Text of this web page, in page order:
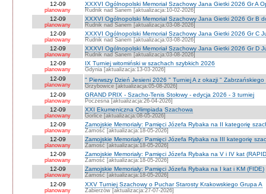
12-09
planowany
XXXVI Ogólnopolski Memoriał Szachowy Jana Gietki 2026 Gr A
Rudnik nad Sanem [aktualizacja:10-02-2026]
12-09
planowany
XXXVI Ogólnopolski Memoriał Szachowy Jana Gietki 2026 Gr B
Rudnik nad Sanem [aktualizacja:03-08-2026]
12-09
planowany
XXXVI Ogólnopolski Memoriał Szachowy Jana Gietki 2026 Gr C
Rudnik nad Sanem [aktualizacja:03-08-2026]
12-09
planowany
XXXVI Ogólnopolski Memoriał Szachowy Jana Gietki 2026 Gr D
Rudnik nad Sanem [aktualizacja:03-08-2026]
12-09
planowany
IX Turniej witomiński w szachach szybkich 2026
Gdynia [aktualizacja:13-03-2026]
12-09
planowany
" Pierwszy Dzień Jesieni 2026 " Turniej A z okazji " Zabrzańskiego
Grzybowice [aktualizacja:05-08-2026]
12-09
planowany
GRAND PRIX - Szacho-Tenis Stołowy - edycja 2026 - 3 turniej
Poczesna [aktualizacja:26-04-2026]
12-09
planowany
XXI Ekumeniczna Olimpiada Szachowa
Gorlice [aktualizacja:08-05-2026]
12-09
planowany
Zamojskie Memoriały: Pamięci Józefa Rybaka na II kategorię
Zamość [aktualizacja:18-05-2026]
12-09
planowany
Zamojskie Memoriały: Pamięci Józefa Rybaka na III kategorię
Zamość [aktualizacja:18-05-2026]
12-09
planowany
Zamojskie Memoriały: Pamięci Józefa Rybaka na V i IV kat
Zamość [aktualizacja:18-05-2026]
12-09
planowany
Zamojskie Memoriały: Pamięci Józefa Rybaka na I kat i KM (FIDE)
Zamość [aktualizacja:18-05-2026]
12-09
planowany
XXV Turniej Szachowy o Puchar Starosty Krakowskiego Grupa A
Zabierzów [aktualizacja:27-07-2026]